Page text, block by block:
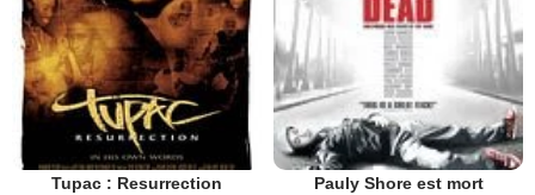
Tupac : Resurrection Pauly Shore est mort